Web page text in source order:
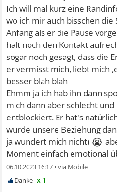
Ich will mal kurz eine
wo ich mir auch bisschen die
Anfang als er die Pause
halt noch den Kontakt
sogar noch gesagt, dass die
er vermisst mich, liebt mich
besser blah blah
Ehmm ja ich hab ihn dann
mich dann aber schlecht und
entblockiert. Er hat's
wurde unsere Beziehung
ja wundert mich nicht) 😭
Moment einfach emotional
06.10.2023 16:17 •
x 1